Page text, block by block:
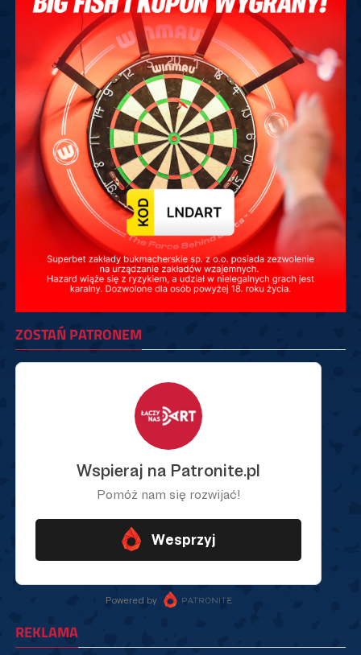
ZOSTAŃ PATRONEM
REKLAMA